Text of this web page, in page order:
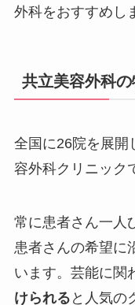
外科をおすすめし
共立美容外科
全国に26院を展開
容外科クリニック
常に患者さん一人
患者さんの希望に
います。芸能に関
けられる と人気の